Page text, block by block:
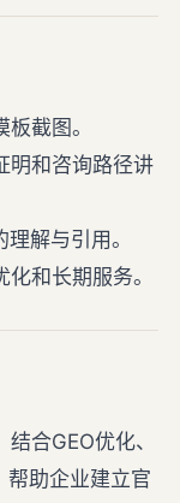
截图。
明和咨询路径讲
解与引用。
和长期服务。
合GEO优化、
帮助企业建立官